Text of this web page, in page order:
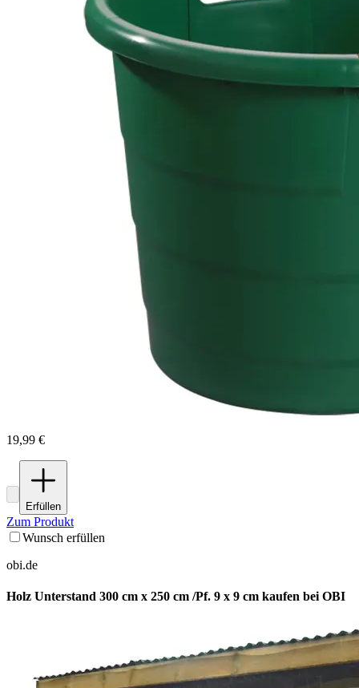
19,99 €
Erfüllen
Zum Produkt
Wunsch erfüllen
obi.de
Holz Unterstand 300 cm x 250 cm /Pf. 9 x 9 cm kaufen bei OBI